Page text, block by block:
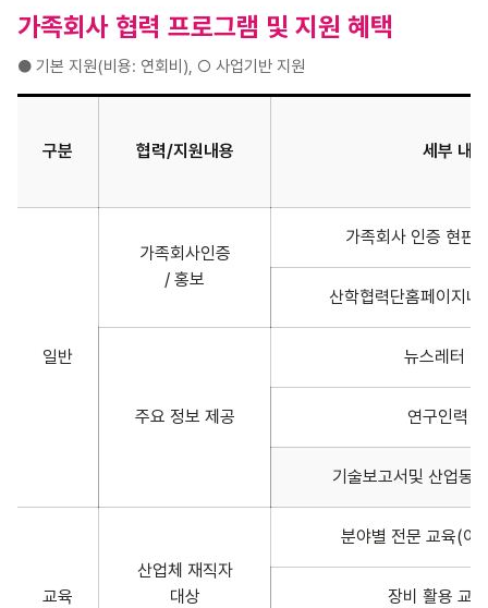
가족회사 협력 프로그램 및 지원 혜택
● 기본 지원(비용: 연회비), ○ 사업기반 지원
구분 협력/지원내용 세부 내용
일반
가족회사인증
/ 홍보
가족회사 인증 현판
산학협력단홈페이지내
주요 정보 제공
뉴스레터 발
연구인력
기술보고서및 산업동
교육
산업체 재직자
대상
분야별 전문 교육(이
장비 활용 교